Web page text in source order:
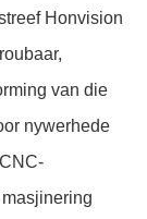
Honvision
van die
nywerhede